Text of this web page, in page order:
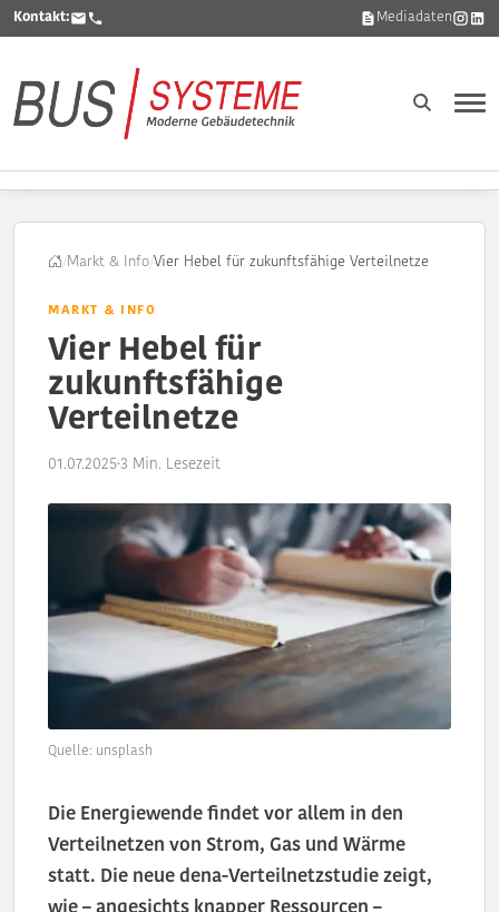
Kontakt: Mediadaten
/Markt & Info/Vier Hebel für zukunftsfähige Verteilnetze
MARKT & INFO
Vier Hebel für
zukunftsfähige
Verteilnetze
01.07.2025·3 Min. Lesezeit
Quelle: unsplash
Die Energiewende findet vor allem in den
Verteilnetzen von Strom, Gas und Wärme
statt. Die neue dena-Verteilnetzstudie zeigt,